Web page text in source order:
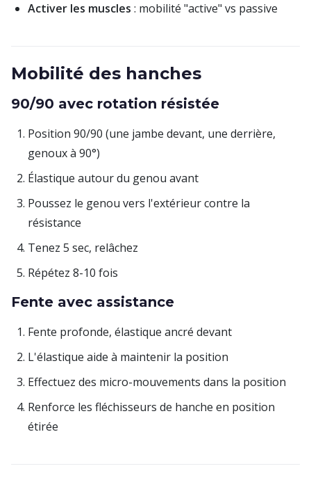
Activer les muscles : mobilité "active" vs passive
Mobilité des hanches
90/90 avec rotation résistée
Position 90/90 (une jambe devant, une derrière,
genoux à 90°)
Élastique autour du genou avant
Poussez le genou vers l'extérieur contre la
résistance
Tenez 5 sec, relâchez
Répétez 8-10 fois
Fente avec assistance
Fente profonde, élastique ancré devant
L'élastique aide à maintenir la position
Effectuez des micro-mouvements dans la position
Renforce les fléchisseurs de hanche en position
étirée